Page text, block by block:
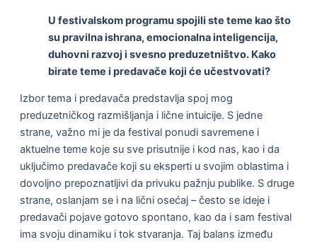
U festivalskom programu spojili ste teme kao što
su pravilna ishrana, emocionalna inteligencija,
duhovni razvoj i svesno preduzetništvo. Kako
birate teme i predavače koji će učestvovati?
Izbor tema i predavača predstavlja spoj mog
preduzetničkog razmišljanja i lične intuicije. S jedne
strane, važno mi je da festival ponudi savremene i
aktuelne teme koje su sve prisutnije i kod nas, kao i da
uključimo predavače koji su eksperti u svojim oblastima i
dovoljno prepoznatljivi da privuku pažnju publike. S druge
strane, oslanjam se i na lični osećaj – često se ideje i
predavači pojave gotovo spontano, kao da i sam festival
ima svoju dinamiku i tok stvaranja. Taj balans između